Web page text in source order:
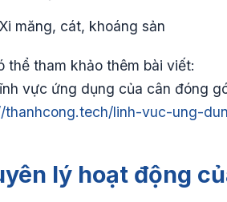
Xi măng, cát, khoáng sản
thể tham khảo thêm bài viết:
vực ứng dụng của cân đóng
thanhcong.tech/linh-vuc-ung-
lý hoạt động